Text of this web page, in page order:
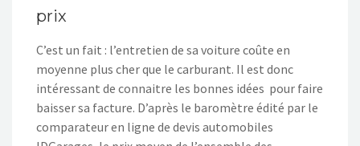
prix
C’est un fait : l’entretien de sa voiture coûte en
moyenne plus cher que le carburant. Il est donc
intéressant de connaitre les bonnes idées pour faire
baisser sa facture. D’après le baromètre édité par le
comparateur en ligne de devis automobiles